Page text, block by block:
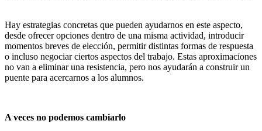
Hay estrategias concretas que pueden ayudarnos en este aspecto,
desde ofrecer opciones dentro de una misma actividad, introducir
momentos breves de elección, permitir distintas formas de respuesta
o incluso negociar ciertos aspectos del trabajo. Estas aproximaciones
no van a eliminar una resistencia, pero nos ayudarán a construir un
puente para acercarnos a los alumnos.
A veces no podemos cambiarlo